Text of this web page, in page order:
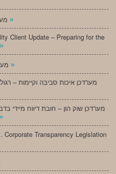
»
Client Update – Preparing for the
»
»
מעו”דכן איכות סביבה וקיימות –
מעו”דכן שוק הון – חובת דיווח מיידי
»
Corporate Transparency Legislation